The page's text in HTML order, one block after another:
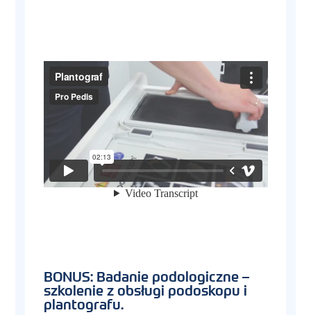
BONUS: Badanie podologiczne –
szkolenie z obsługi podoskopu i
plantografu.